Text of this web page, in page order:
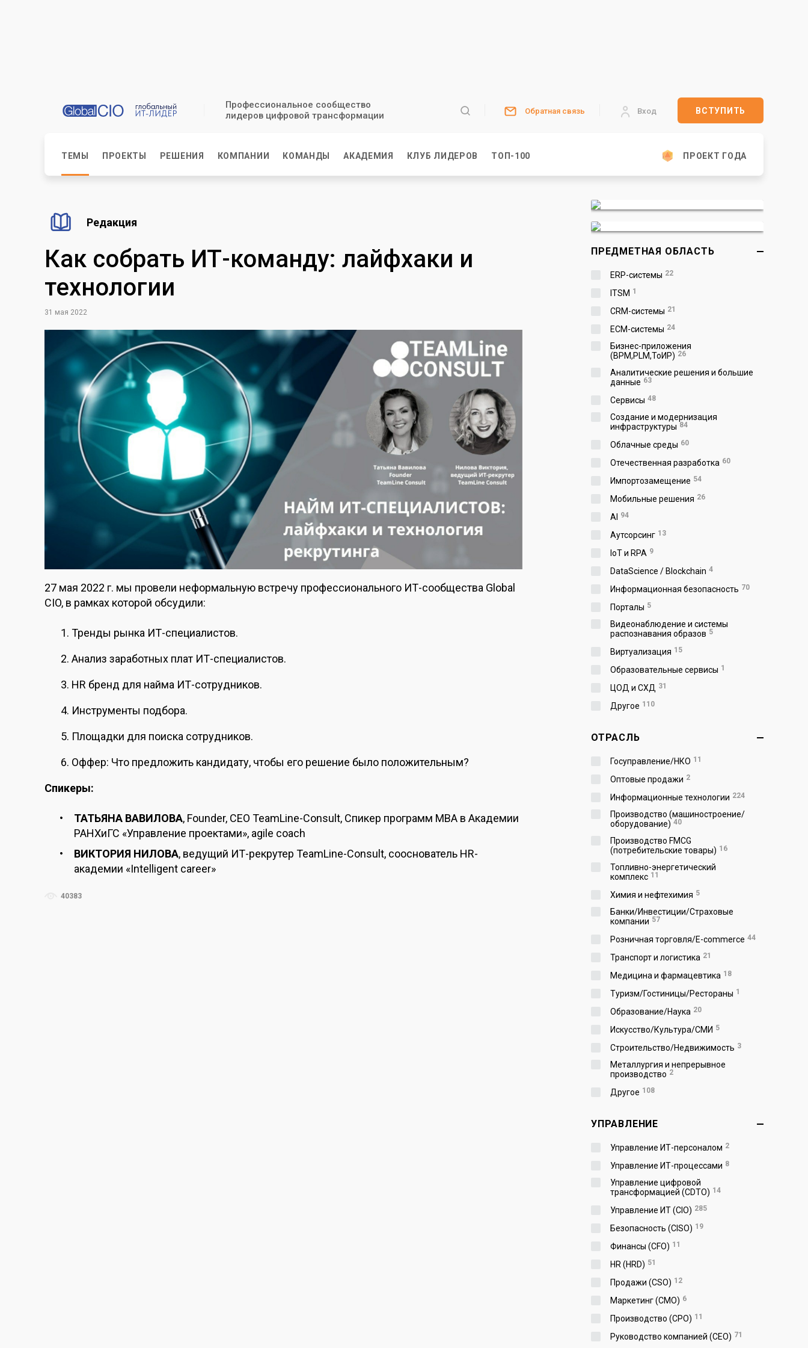
Профессиональное сообщество
лидеров цифровой трансформации
Обратная связь Вход ВСТУПИТЬ
ТЕМЫ ПРОЕКТЫ РЕШЕНИЯ КОМПАНИИ КОМАНДЫ АКАДЕМИЯ КЛУБ ЛИДЕРОВ ТОП-100 ПРОЕКТ ГОДА
Редакция
Как собрать ИТ-команду: лайфхаки и
технологии
31 мая 2022
27 мая 2022 г. мы провели неформальную встречу профессионального ИТ-сообщества Global
CIO, в рамках которой обсудили:
Тренды рынка ИТ-специалистов.
Анализ заработных плат ИТ-специалистов.
HR бренд для найма ИТ-сотрудников.
Инструменты подбора.
Площадки для поиска сотрудников.
Оффер: Что предложить кандидату, чтобы его решение было положительным?
Спикеры:
ТАТЬЯНА ВАВИЛОВА, Founder, СЕО TeamLine-Consult, Спикер программ МВА в Академии
РАНХиГС «Управление проектами», аgile coach
ВИКТОРИЯ НИЛОВА, ведущий ИТ-рекрутер TeamLine-Consult, сооснователь HR-
академии «Intelligent career»
40383
ПРЕДМЕТНАЯ ОБЛАСТЬ
ERP-системы 22
ITSM 1
CRM-системы 21
ECM-системы 24
Бизнес-приложения
(BPM,PLM,ToИР) 26
Аналитические решения и большие
данные 63
Сервисы 48
Создание и модернизация
инфраструктуры 84
Облачные среды 60
Отечественная разработка 60
Импортозамещение 54
Мобильные решения 26
AI 94
Аутсорсинг 13
IoT и RPA 9
DataScience / Blockchain 4
Информационная безопасность 70
Порталы 5
Видеонаблюдение и системы
распознавания образов 5
Виртуализация 15
Образовательные сервисы 1
ЦОД и СХД 31
Другое 110
ОТРАСЛЬ
Госуправление/НКО 11
Оптовые продажи 2
Информационные технологии 224
Производство (машиностроение/
оборудование) 40
Производство FMCG
(потребительские товары) 16
Топливно-энергетический
комплекс 11
Химия и нефтехимия 5
Банки/Инвестиции/Страховые
компании 57
Розничная торговля/E-commerce 44
Транспорт и логистика 21
Медицина и фармацевтика 18
Туризм/Гостиницы/Рестораны 1
Образование/Наука 20
Искусство/Культура/СМИ 5
Строительство/Недвижимость 3
Металлургия и непрерывное
производство 2
Другое 108
УПРАВЛЕНИЕ
Управление ИТ-персоналом 2
Управление ИТ-процессами 8
Управление цифровой
трансформацией (CDTO) 14
Управление ИТ (CIO) 285
Безопасность (CISO) 19
Финансы (CFO) 11
HR (HRD) 51
Продажи (CSO) 12
Маркетинг (CMO) 6
Производство (СPO) 11
Руководство компанией (CEO) 71